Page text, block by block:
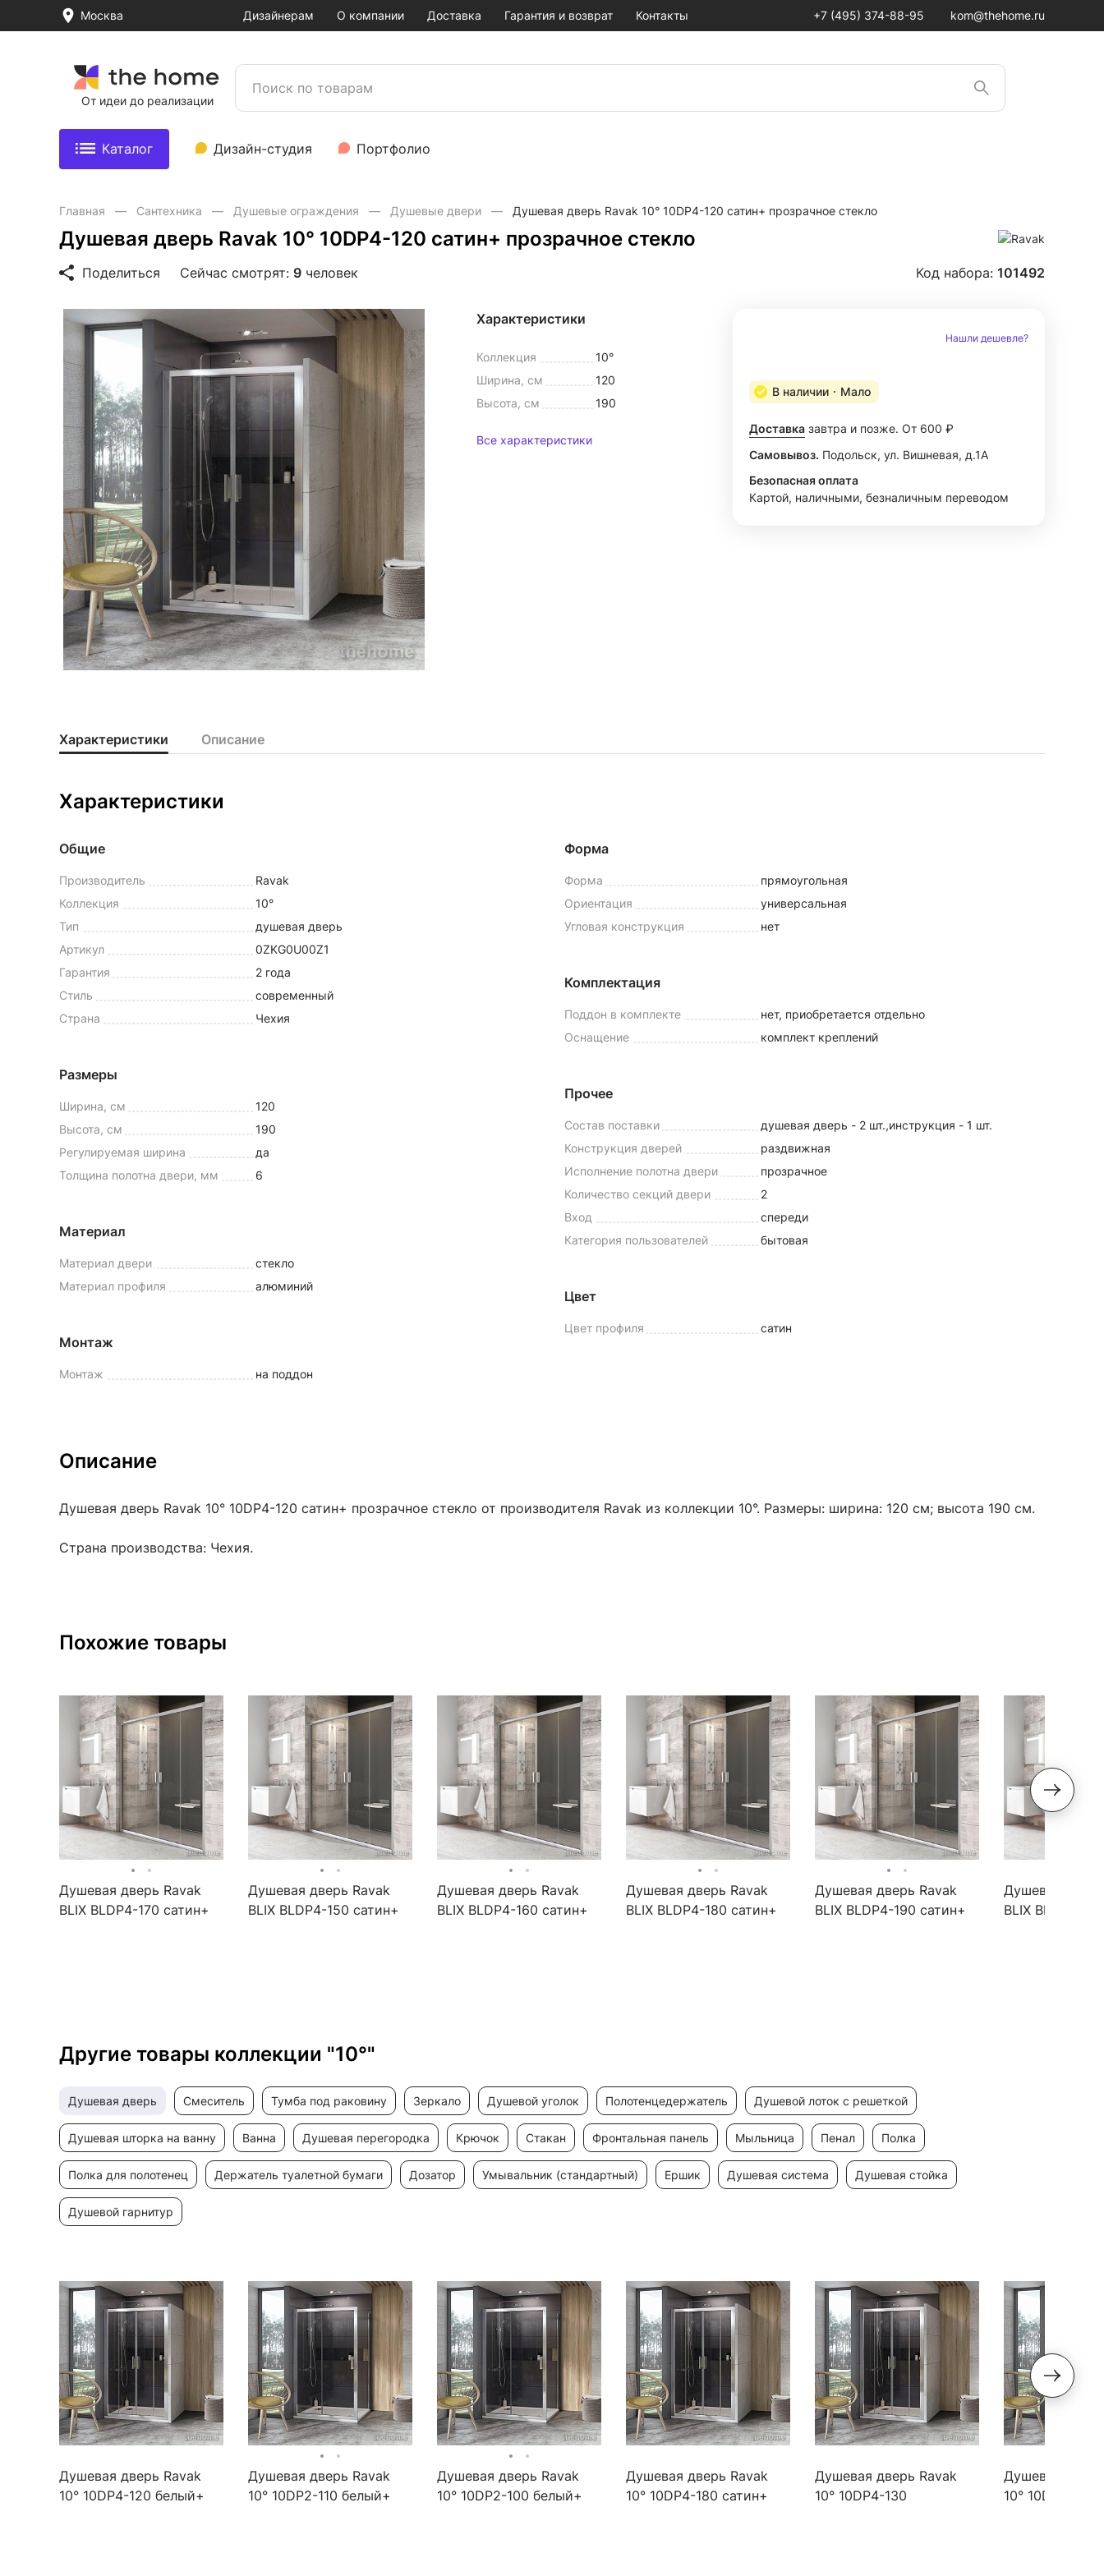
Москва Дизайнерам О компании Доставка Гарантия и возврат Контакты +7 (495) 374-88-95 kom@thehome.ru
От идеи до реализации
Каталог Дизайн-студия Портфолио
Главная Сантехника Душевые ограждения Душевые двери Душевая дверь Ravak 10° 10DP4-120 сатин+ прозрачное стекло
Душевая дверь Ravak 10° 10DP4-120 сатин+ прозрачное стекло
Поделиться Сейчас смотрят: 9 человек Код набора: 101492
Характеристики
Коллекция
10°
Ширина, см
120
Высота, см
190
Все характеристики
Нашли дешевле?
В наличии Мало
Доставка завтра и позже. От 600 ₽
Самовывоз. Подольск, ул. Вишневая, д.1А
Безопасная оплата
Картой, наличными, безналичным переводом
Характеристики Описание
Характеристики
Общие
Производитель
Ravak
Коллекция
10°
Тип
душевая дверь
Артикул
0ZKG0U00Z1
Гарантия
2 года
Стиль
современный
Страна
Чехия
Размеры
Ширина, см
120
Высота, см
190
Регулируемая ширина
да
Толщина полотна двери, мм
6
Материал
Материал двери
стекло
Материал профиля
алюминий
Монтаж
Монтаж на поддон
Форма
Форма
прямоугольная
Ориентация
универсальная
Угловая конструкция
нет
Комплектация
Поддон в комплекте
нет, приобретается отдельно
Оснащение
комплект креплений
Прочее
Состав поставки
душевая дверь - 2 шт.,инструкция - 1 шт.
Конструкция дверей
раздвижная
Исполнение полотна двери
прозрачное
Количество секций двери
2
Вход
спереди
Категория пользователей
бытовая
Цвет
Цвет профиля сатин
Описание
Душевая дверь Ravak 10° 10DP4-120 сатин+ прозрачное стекло от производителя Ravak из коллекции 10°. Размеры: ширина: 120 см; высота 190 см.
Страна производства: Чехия.
Похожие товары
Душевая дверь Ravak
BLIX BLDP4-170 сатин+
Душевая дверь Ravak
BLIX BLDP4-150 сатин+
Душевая дверь Ravak
BLIX BLDP4-160 сатин+
Душевая дверь Ravak
BLIX BLDP4-180 сатин+
Душевая дверь Ravak
BLIX BLDP4-190 сатин+
Душевая
BLIX BLDP4-
Другие товары коллекции "10°"
душевая дверь смеситель тумба под раковину зеркало душевой уголок полотенцедержатель душевой лоток с решеткой
душевая шторка на ванну ванна душевая перегородка крючок стакан фронтальная панель мыльница пенал полка
полка для полотенец держатель туалетной бумаги дозатор умывальник (стандартный) ершик душевая система душевая стойка
душевой гарнитур
Душевая дверь Ravak
10° 10DP4-120 белый+
Душевая дверь Ravak
10° 10DP2-110 белый+
Душевая дверь Ravak
10° 10DP2-100 белый+
Душевая дверь Ravak
10° 10DP4-180 сатин+
Душевая дверь Ravak
10° 10DP4-130
Душевая
10° 10DP4-190